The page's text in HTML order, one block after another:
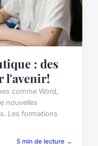
: des
l'avenir!
comme Word,
nouvelles
Les formations
5 min de lecture →